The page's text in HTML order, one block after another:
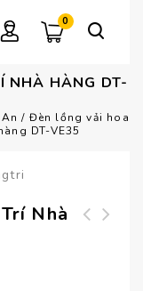
0
NHÀ HÀNG DT-
/ Đèn lồng vải hoa
DT-VE35
Nhà